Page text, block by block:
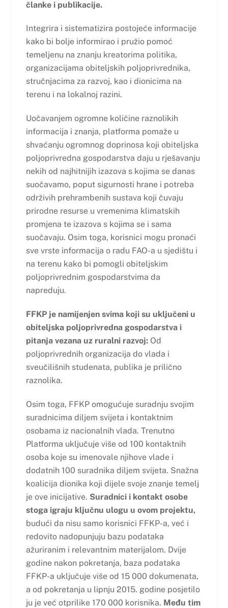
članke i publikacije.
Integrira i sistematizira postojeće informacije
kako bi bolje informirao i pružio pomoć
temeljenu na znanju kreatorima politika,
organizacijama obiteljskih poljoprivrednika,
stručnjacima za razvoj, kao i dionicima na
terenu i na lokalnoj razini.
Uočavanjem ogromne količine raznolikih
informacija i znanja, platforma pomaže u
shvaćanju ogromnog doprinosa koji obiteljska
poljoprivredna gospodarstva daju u rješavanju
nekih od najhitnijih izazova s kojima se danas
suočavamo, poput sigurnosti hrane i potreba
održivih prehrambenih sustava koji čuvaju
prirodne resurse u vremenima klimatskih
promjena te izazova s kojima se i sama
suočavaju. Osim toga, korisnici mogu pronaći
sve vrste informacija o radu FAO-a u sjedištu i
na terenu kako bi pomogli obiteljskim
poljoprivrednim gospodarstvima da
napreduju.
FFKP je namijenjen svima koji su uključeni u
obiteljska poljoprivredna gospodarstva i
pitanja vezana uz ruralni razvoj:Od
poljoprivrednih organizacija do vlada i
sveučilišnih studenata, publika je prilično
raznolika.
Osim toga, FFKP omogućuje suradnju svojim
suradnicima diljem svijeta i kontaktnim
osobama iz nacionalnih vlada. Trenutno
Platforma uključuje više od 100 kontaktnih
osoba koje su imenovale njihove vlade i
dodatnih 100 suradnika diljem svijeta. Snažna
koalicija dionika koji dijele svoje znanje temelj
je ove inicijative. Suradnici i kontakt osobe
stoga igraju ključnu ulogu u ovom projektu,
budući da nisu samo korisnici FFKP-a, već i
redovito nadopunjuju bazu podataka
ažuriranim i relevantnim materijalom. Dvije
godine nakon pokretanja, baza podataka
FFKP-a uključuje više od 15 000 dokumenata,
a od pokretanja u lipnju 2015. godine posjetilo
ju je već otprilike 170 000 korisnika. Među tim